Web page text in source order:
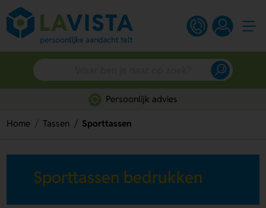
Persoonlijk advies
Home Tassen Sporttassen
Sporttassen bedrukken